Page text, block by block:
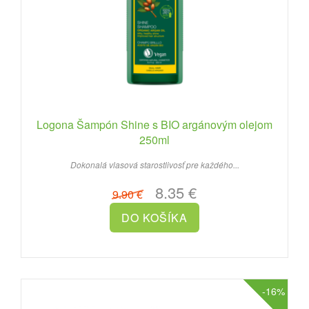
Logona Šampón Shine s BIO argánovým olejom
250ml
Dokonalá vlasová starostlivosť pre každého...
9.90 €8.35 €
-16%